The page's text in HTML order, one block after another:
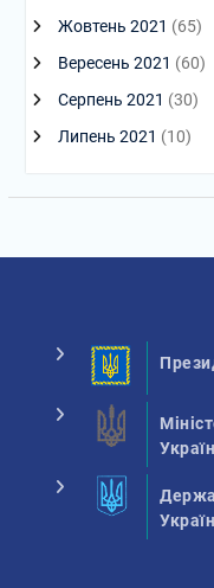
Жовтень 2021 (65)
Вересень 2021 (60)
Серпень 2021 (30)
Липень 2021 (10)